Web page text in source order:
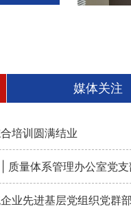
媒体关注
培训圆满结业
质量体系管理办公室党
业先进基层党组织党群